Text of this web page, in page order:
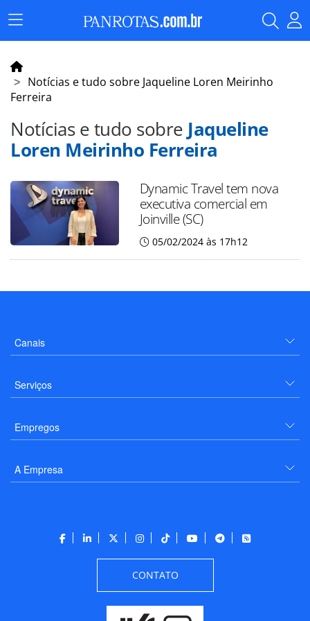
Menu
Principal
Notícias e tudo sobre Jaqueline Loren Meirinho
Ferreira
Notícias e tudo sobre Jaqueline
Loren Meirinho Ferreira
Dynamic Travel tem nova
executiva comercial em
Joinville (SC)
05/02/2024 às 17h12
Canais
Serviços
Empregos
A Empresa
CONTATO